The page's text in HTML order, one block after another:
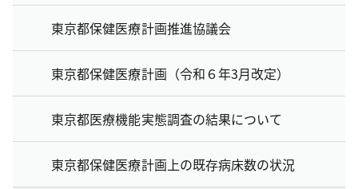
東京都保健医療計画推進協議会
東京都保健医療計画（令和６年3月改定）
東京都医療機能実態調査の結果について
東京都保健医療計画上の既存病床数の状況